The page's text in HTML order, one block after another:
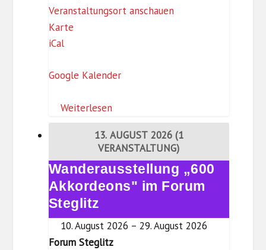
Veranstaltungsort anschauen
KarteM
e
m
E
r
o
p
ä
i
s
iCal
Google Kalender
Weiterlesen
13. AUGUST 2026 (1
VERANSTALTUNG)
Wanderausstellung
„600
Akkordeons"
im
Forum
Wanderausstellung „600
Akkordeons" im Forum
Steglitz
10. August 2026 – 29. August 2026
Forum Steglitz